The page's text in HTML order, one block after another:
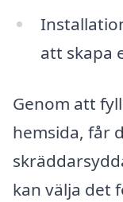
att skapa
Genom att
hemsida, får
kan välja det